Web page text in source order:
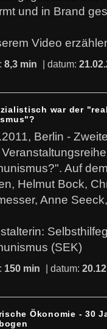
und in Brand
Video
8,3 min | datum:
war der
Berlin -
Auf
Helmut Bock,
Anne
(SEK)
150 min | datum:
Ökonomie - 30